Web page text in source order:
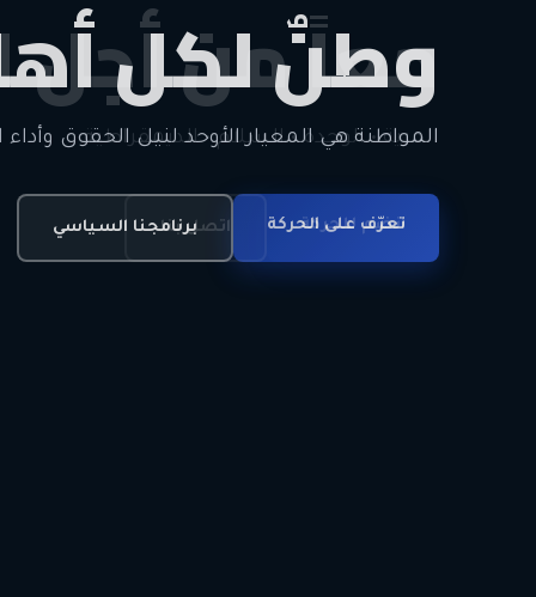
وطنٌ لكل
المواطنة هي المعيار الأوحد لنيل الحقوق وأداء
تعرّف على الحركة برنامجنا السياسي
معاً من أجل
الحرية • الوحدة • السلام • الديمقراطية
انضم للحركة اتصل بنا